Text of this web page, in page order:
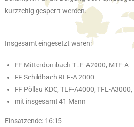
kurzzeitig gesperrt werden.
Insgesamt eingesetzt waren:
FF Mitterdombach TLF-A2000, MTF-A
FF Schildbach RLF-A 2000
FF Pöllau KDO, TLF-A4000, TFL-
mit insgesamt 41 Mann
Einsatzende: 16:15